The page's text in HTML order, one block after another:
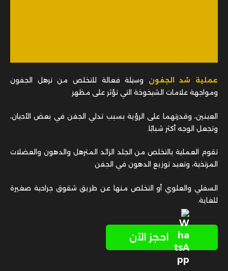
عملية شد الجفون وسيلة فعالة للتخلص من ترهل الجفون
ومواجهة علامات الشيخوخة التي تؤثر على مظهر
العينين، وقدرتهما على الرؤية بسبب تدلي الجفن في بعض الأحيان،
وتجعل الوجه أكثر شبابًا.
تقوم العملية بالتخلص من الجلد الزائد المترهل والدهون والعضلات
المرتخية، وتعيد توزيع الدهون في الجفن
السفلي والعلوي أو التخلص منها عن طريق شقوق جراحية صغيرة
للغاية.
احجز الآن